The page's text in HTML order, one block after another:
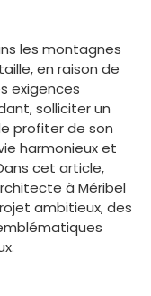
les montagnes
en raison de
exigences
solliciter un
profiter de son
harmonieux et
cet article,
à Méribel
ambitieux, des